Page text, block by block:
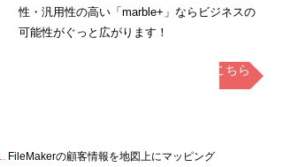
性・汎用性の高い「marble+」ならビジネスの
可能性がぐっと広がります！
「marble+」に関するBlog一覧はこちら
FileMakerの顧客情報を地図上にマッピング